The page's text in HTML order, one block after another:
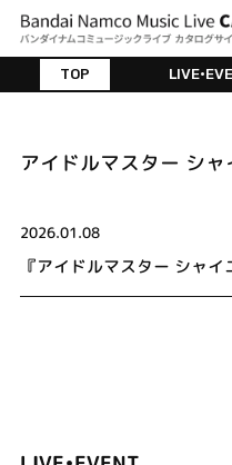
TOP
アイドルマスター シャ
2026.01.08
『アイドルマスター シャ